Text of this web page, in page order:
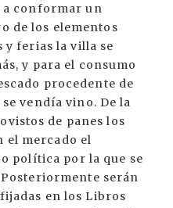
a conformar un
de los elementos
y ferias la villa se
y para el consumo
procedente de
vendía vino. De la
de panes los
el mercado el
política por la que se
serán
en los Libros